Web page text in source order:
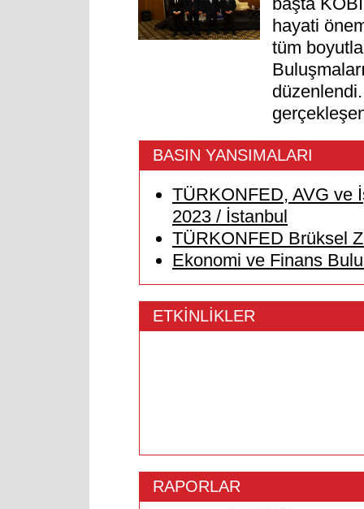
hayati
tüm
BASIN YANSIMALARI
TÜRKONFED, AVG ve
2023 / İstanbul
TÜRKONFED Brüksel
Ekonomi ve Finans
ETKİNLİKLER
RAPORLAR